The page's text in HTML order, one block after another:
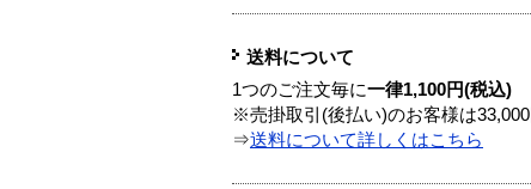
送料について
1つのご注文毎に一律1,100円(税込)
※売掛取引(後払い)のお客様は
⇒送料について詳しくはこちら